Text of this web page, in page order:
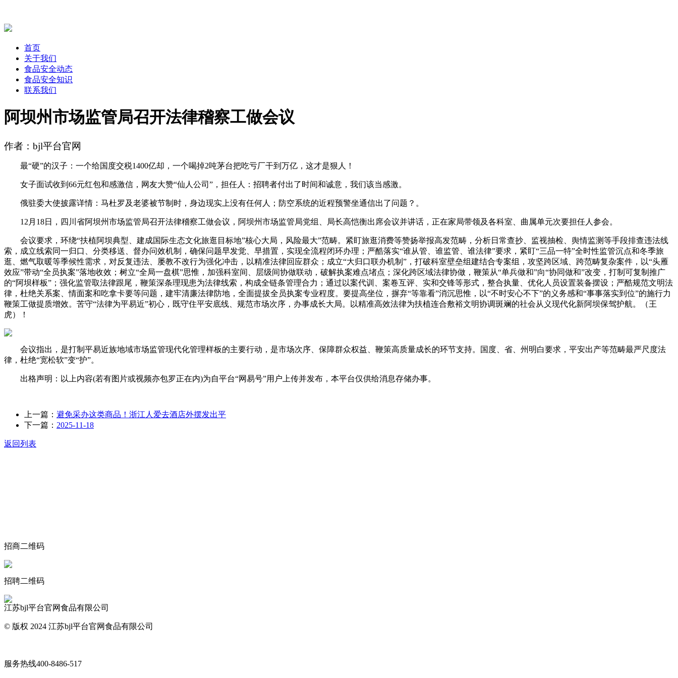
首页
关于我们
食品安全动态
食品安全知识
联系我们
阿坝州市场监管局召开法律稽察工做会议
作者：bjl平台官网
最“硬”的汉子：一个给国度交税1400亿却，一个喝掉2吨茅台把吃亏厂干到万亿，这才是狠人！
女子面试收到66元红包和感激信，网友大赞“仙人公司”，担任人：招聘者付出了时间和诚意，我们该当感激。
俄驻委大使披露详情：马杜罗及老婆被节制时，身边现实上没有任何人；防空系统的近程预警坐通信出了问题？。
12月18日，四川省阿坝州市场监管局召开法律稽察工做会议，阿坝州市场监管局党组、局长高恺衡出席会议并讲话，正在家局带领及各科室、曲属单元次要担任人参会。
会议要求，环绕“扶植阿坝典型、建成国际生态文化旅逛目标地”核心大局，风险最大”范畴。紧盯旅逛消费等赞扬举报高发范畴，分析日常查抄、监视抽检、舆情监测等手段排查违法线
索，成立线索同一归口、分类移送、督办问效机制，确保问题早发觉、早措置，实现全流程闭环办理；严酷落实“谁从管、谁监管、谁法律”要求，紧盯“三品一特”全时性监管沉点和冬季旅
逛、燃气取暖等季候性需求，对反复违法、屡教不改行为强化冲击，以精准法律回应群众；成立“大归口联办机制”，打破科室壁垒组建结合专案组，攻坚跨区域、跨范畴复杂案件，以“头雁
效应”带动“全员执案”落地收效；树立“全局一盘棋”思惟，加强科室间、层级间协做联动，破解执案难点堵点；深化跨区域法律协做，鞭策从“单兵做和”向“协同做和”改变，打制可复制推广
的“阿坝样板”；强化监管取法律跟尾，鞭策深条理现患为法律线索，构成全链条管理合力；通过以案代训、案卷互评、实和交锋等形式，整合执量、优化人员设置装备摆设；严酷规范文明法
律，杜绝关系案、情面案和吃拿卡要等问题，建牢清廉法律防地，全面提拔全员执案专业程度。要提高坐位，摒弃“等靠看”消沉思惟，以“不时安心不下”的义务感和“事事落实到位”的施行力
鞭策工做提质增效。苦守“法律为平易近”初心，既守住平安底线、规范市场次序，办事成长大局。以精准高效法律为扶植连合敷裕文明协调斑斓的社会从义现代化新阿坝保驾护航。（王
虎）！
会议指出，是打制平易近族地域市场监管现代化管理样板的主要行动，是市场次序、保障群众权益、鞭策高质量成长的环节支持。国度、省、州明白要求，平安出产等范畴最严尺度法
律，杜绝“宽松软”变“护”。
出格声明：以上内容(若有图片或视频亦包罗正在内)为自平台“网易号”用户上传并发布，本平台仅供给消息存储办事。
上一篇： 避免采办这类商品！浙江人爱去酒店外摆发出平
下一篇： 2025-11-18
返回列表
招商二维码
招聘二维码
江苏bjl平台官网食品有限公司
© 版权 2024 江苏bjl平台官网食品有限公司
服务热线400-8486-517